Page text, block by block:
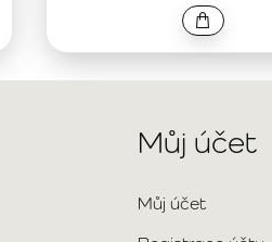
Můj účet
Můj účet